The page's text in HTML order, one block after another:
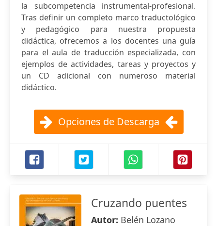
la subcompetencia instrumental-profesional.
Tras definir un completo marco traductológico
y pedagógico para nuestra propuesta
didáctica, ofrecemos a los docentes una guía
para el aula de traducción especializada, con
ejemplos de actividades, tareas y proyectos y
un CD adicional con numeroso material
didáctico.
Opciones de Descarga
Cruzando puentes
Autor: Belén Lozano